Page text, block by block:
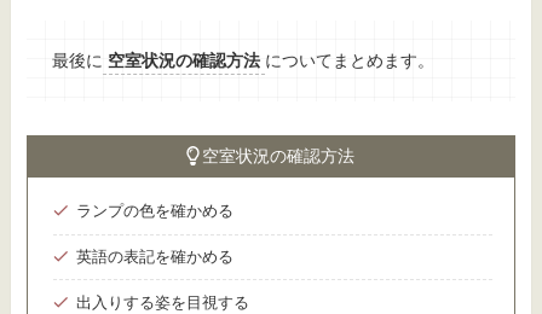
最後に 空室状況の確認方法 についてまとめます。
空室状況の確認方法
ランプの色を確かめる
英語の表記を確かめる
出入りする姿を目視する